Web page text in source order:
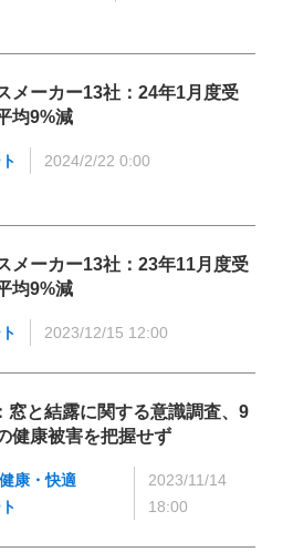
メーカー13社：24年1月度受
均9%減
2024/2/22 0:00
メーカー13社：23年11月度受
均9%減
2023/12/15 12:00
窓と結露に関する意識調査、9
健康被害を把握せず
健康・快適
2023/11/14
18:00